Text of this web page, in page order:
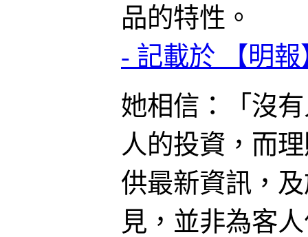
品的特性。
- 記載於 【明報
她相信：「沒
人的投資，而
供最新資訊，
見，並非為客